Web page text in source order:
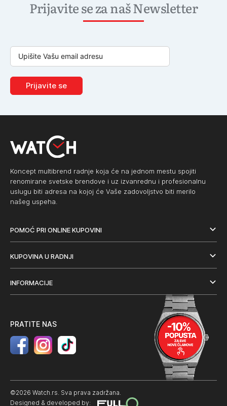
Prijavite se za naš Newsletter
Prijavite se
Koncept multibrend radnje koja će na jednom mestu spojiti
renomirane svetske brendove i uz izvanrednu i profesionalnu
uslugu biti adresa na kojoj će Vaše zadovoljstvo biti merilo
našeg uspeha.
POMOĆ PRI ONLINE KUPOVINI
KUPOVINA U RADNJI
INFORMACIJE
PRATITE NAS
©2026 Watch.rs. Sva prava zadržana.
Designed & developed by: